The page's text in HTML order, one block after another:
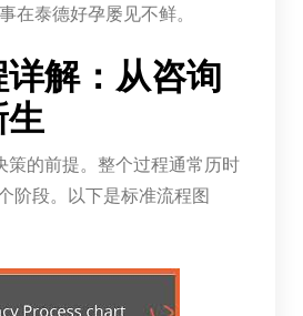
在泰德好孕屡见不鲜。
解：从咨询
生
策的前提。整个过程通常历时
阶段。以下是标准流程图